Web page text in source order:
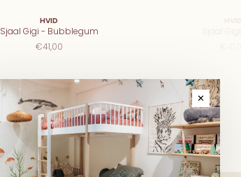
HVID
Sjaal Gigi - Bubblegum
€41,00
✕